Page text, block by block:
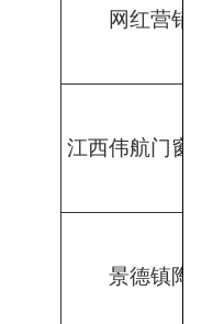
网红营销
江西伟航门窗
景德镇陶